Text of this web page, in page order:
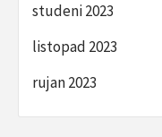
studeni 2023
listopad 2023
rujan 2023